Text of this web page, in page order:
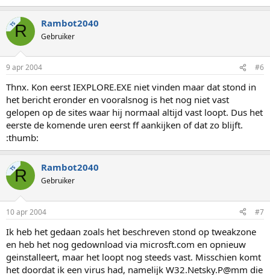
TSR Rambot2040
Gebruiker
9 apr 2004 #6
Thnx. Kon eerst IEXPLORE.EXE niet vinden maar dat stond in
het bericht eronder en vooralsnog is het nog niet vast
gelopen op de sites waar hij normaal altijd vast loopt. Dus het
eerste de komende uren eerst ff aankijken of dat zo blijft.
:thumb:
TSR Rambot2040
Gebruiker
10 apr 2004 #7
Ik heb het gedaan zoals het beschreven stond op tweakzone
en heb het nog gedownload via microsft.com en opnieuw
geinstalleert, maar het loopt nog steeds vast. Misschien komt
het doordat ik een virus had, namelijk W32.Netsky.P@mm die